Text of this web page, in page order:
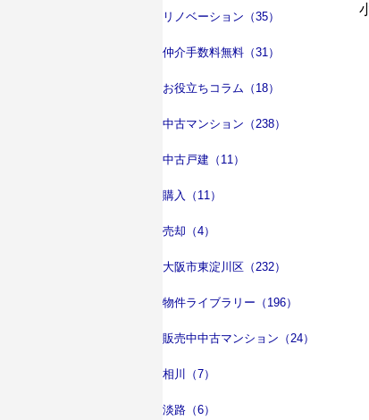
リノベーション（35）
仲介手数料無料（31）
お役立ちコラム（18）
中古マンション（238）
中古戸建（11）
購入（11）
売却（4）
大阪市東淀川区（232）
物件ライブラリー（196）
販売中中古マンション（24）
相川（7）
淡路（6）